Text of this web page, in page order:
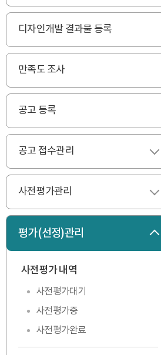
디자인개발 결과물 등록
만족도 조사
공고 등록
공고 접수관리
사전평가관리
평가(선정)관리
사전평가 내역
사전평가대기
사전평가중
사전평가완료